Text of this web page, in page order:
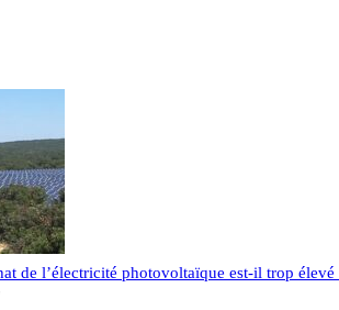
de l’électricité photovoltaïque est-il trop élevé